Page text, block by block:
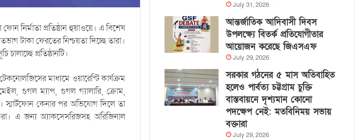
নির্মাতা প্রতিষ্ঠান হুয়াওয়ে। এ বিশেষ
টাকা ফেরতের নিশ্চয়তা দিচ্ছে তারা।
প্রতিষ্ঠানটি।
মাধ্যমে ওয়ারেন্টি কার্যক্রম
গুগল ম্যাপ, গুগল গ্যালারি, ক্রোম,
কেনার পর অভিযোগ দিলে তা
এ জন্য অ্যাকসেসরিজসহ অরিজিনাল
July 31, 2026
আন্তর্জাতিক আদিবাসী দিবস
উপলক্ষ্যে বিতর্ক প্রতিযোগীতার
আয়োজন করেছে জিএসএফ
July 29, 2026
সরকার গঠনের ৫ মাস অতিবাহিত
হলেও পার্বত্য চট্টগ্রাম চুক্তি
বাস্তবায়নে দৃশ্যমান কোনো
পদক্ষেপ নেই: মতবিনিময় সভায়
বক্তারা
July 29, 2026